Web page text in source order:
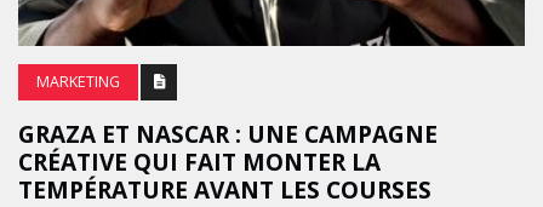
MARKETING
GRAZA ET NASCAR : UNE CAMPAGNE
CRÉATIVE QUI FAIT MONTER LA
TEMPÉRATURE AVANT LES COURSES